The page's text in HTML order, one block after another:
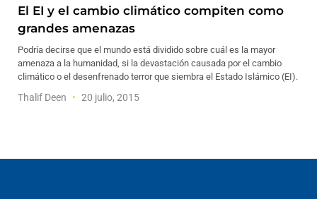
El EI y el cambio climático compiten como
grandes amenazas
Podría decirse que el mundo está dividido sobre cuál es la mayor
amenaza a la humanidad, si la devastación causada por el cambio
climático o el desenfrenado terror que siembra el Estado Islámico (EI).
Thalif Deen 20 julio, 2015